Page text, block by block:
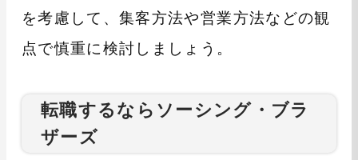
を考慮して、集客方法や営業方法などの観
点で慎重に検討しましょう。
転職するならソーシング・ブラ
ザーズ